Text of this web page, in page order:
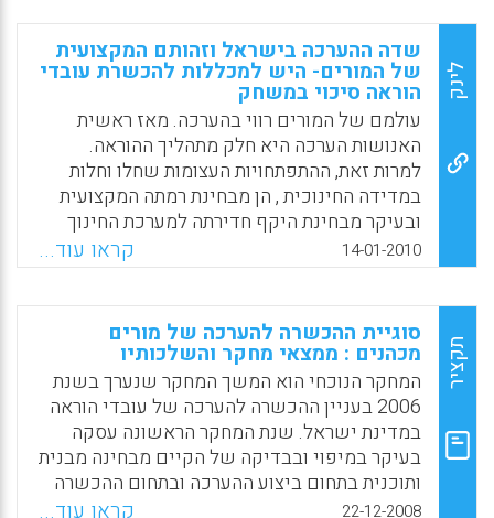
לינק
שדה ההערכה בישראל וזהותם המקצועית
של המורים- היש למכללות להכשרת עובדי
הוראה סיכוי במשחק
עולמם של המורים רווי בהערכה. מאז ראשית
האנושות הערכה היא חלק מתהליך ההוראה.
למרות זאת, ההתפתחויות העצומות שחלו וחלות
במדידה החינוכית , הן מבחינת רמתה המקצועית
ובעיקר מבחינת היקף חדירתה למערכת החינוך
וההשפעה עליה , שינו אך במעט את תהליכי
הערכת התלמידים על ידי המורה בכיתה. יתרה
מזאת, אין למורה יכולת להשפיע על אופי ההערכה
והמדידה הנעשות על ידי גורמי חוץ במערכת, גם
לא כאשר הוא ותלמידיו הם מושאי ההערכה.
ההכשרה להערכה ולמדידה שהמורים זוכים היא
לקויה ביותר, הן בהיקפה והן ברמתה. אם ניתן
להסיק על גיבוש זהות מקצועית של מורים על פי
ההכשרה שהם מקבלים, הרי הערכה אינה נכללת
בזהות זו.הכשרה מקצועית ויצירת זהות מקצועית
ניתנות להבנה, במושגי בורדייה (BOURDIEU)
14-01-2010 קראו עוד...
תקציר
סוגיית ההכשרה להערכה של מורים
מכהנים : ממצאי מחקר והשלכותיו
המחקר הנוכחי הוא המשך המחקר שנערך בשנת
2006 בעניין ההכשרה להערכה של עובדי הוראה
במדינת ישראל. שנת המחקר הראשונה עסקה
בעיקר במיפוי ובבדיקה של הקיים מבחינה מבנית
ותוכנית בתחום ביצוע ההערכה ובתחום ההכשרה
להערכה של סטודנטים להוראה או של מורים
22-12-2008 קראו עוד...